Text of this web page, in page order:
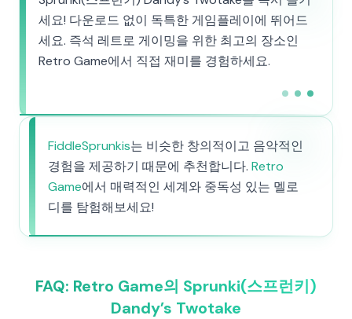
세요! 다운로드 없이 독특한 게임플레이에 뛰어드
세요. 즉석 레트로 게이밍을 위한 최고의 장소인
Retro Game에서 직접 재미를 경험하세요.
FiddleSprunkis는 비슷한 창의적이고 음악적인
경험을 제공하기 때문에 추천합니다. Retro
Game에서 매력적인 세계와 중독성 있는 멜로
디를 탐험해보세요!
FAQ: Retro Game의 Sprunki(스프런키)
Dandy’s Twotake